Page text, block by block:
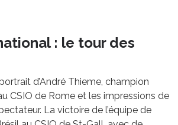
: le tour des
d’André Thieme, champion
CSIO de Rome et les impressions de
La victoire de l’équipe de